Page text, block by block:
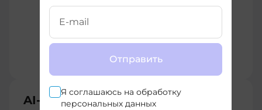
Отправить
Я соглашаюсь на обработку
персональных данных
AI-помощник